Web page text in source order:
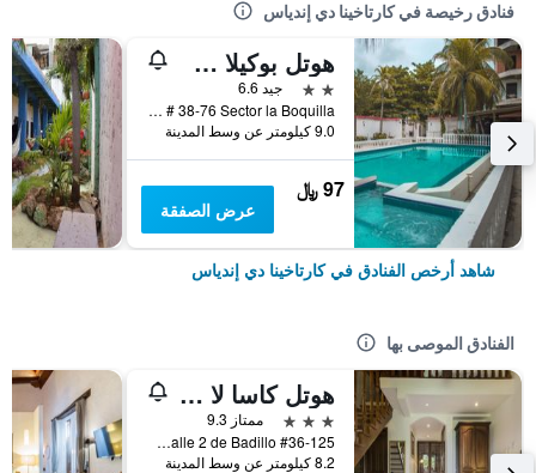
فنادق رخيصة في كارتاخينا دي إندياس
هوتل بوكيلا سويتس
2 نجمتين
جيد 6.6
Cra 9 # 38-76 Sector la Boquilla, كارتاخينا دي إندياس, كولومبيا
9.0 كيلومتر عن وسط المدينة
97 ﷼
عرض الصفقة
شاهد أرخص الفنادق في كارتاخينا دي إندياس
الفنادق الموصى بها
هوتل كاسا لا في باي بيسبوك كولومبيا
3 نجوم
ممتاز 9.3
Calle 2 de Badillo #36-125, كارتاخينا دي إندياس, كولومبيا
8.2 كيلومتر عن وسط المدينة